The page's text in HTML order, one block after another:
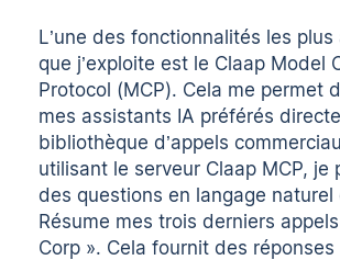
L’une des fonctionnalités les plus
que j’exploite est le Claap Model
Protocol (MCP). Cela me permet
mes assistants IA préférés
bibliothèque d’appels
utilisant le serveur Claap MCP, je
des questions en langage naturel
Résume mes trois derniers
Corp ». Cela fournit des réponses